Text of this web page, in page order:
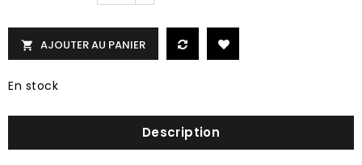
 AJOUTER AU PANIER
En stock
Description